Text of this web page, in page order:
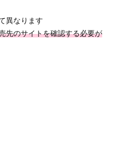
異なります
先のサイトを確認する必要が